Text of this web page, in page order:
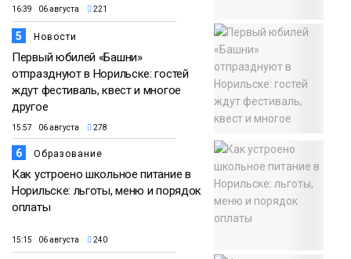
16:39 06 августа 221
5 Новости
Первый юбилей «Башни»
отпразднуют в Норильске: гостей
ждут фестиваль, квест и многое
другое
15:57 06 августа 278
6 Образование
Как устроено школьное питание в
Норильске: льготы, меню и порядок
оплаты
15:15 06 августа 240